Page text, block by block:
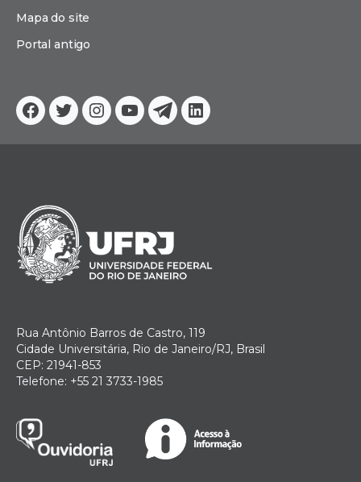
Facebook
TwitterInstagram
YouTube
TelegramLinkedin
Mapa do site
Portal antigo
Rua Antônio Barros de Castro, 119
Cidade Universitária, Rio de Janeiro/RJ, Brasil
CEP: 21941-853
Telefone: +55 21 3733-1985